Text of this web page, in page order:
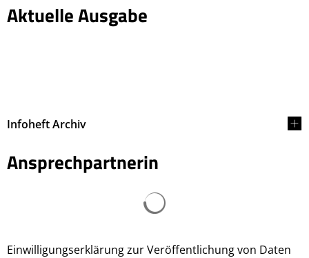
Aktuelle Ausgabe
Infoheft Archiv
Ansprechpartnerin
Einwilligungserklärung zur Veröffentlichung von Daten